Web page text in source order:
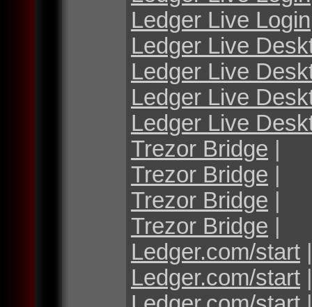
Ledger Live Login
Ledger Live
Ledger Live
Ledger Live
Ledger Live
Trezor Bridge |
Trezor Bridge |
Trezor Bridge |
Trezor Bridge |
Ledger.com/start |
Ledger.com/start |